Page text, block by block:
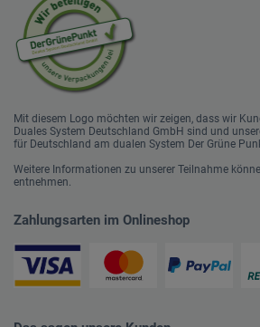
Mit diesem Logo möchten wir zeigen, dass wir
Duales System Deutschland GmbH sind und
für Deutschland am dualen System Der Grüne
Weitere Informationen zu unserer Teilnahme
entnehmen.
Zahlungsarten im Onlineshop